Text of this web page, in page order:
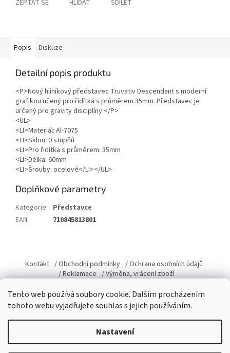
Tento web používá soubory cookie. Dalším procházením
tohoto webu vyjadřujete souhlas s jejich používáním.
Nastavení
ZEPTAT SE HLÍDAT SDÍLET
Popis Diskuze
Detailní popis produktu
<P>Nový hliníkový představec Truvativ Descendant s moderní
grafikou učený pro řidítka s průměrem 35mm. Představec je
určený pro gravity disciplíny.</P>
<UL>
<LI>Materiál: Al-7075
<LI>Sklon: 0 stupňů
<LI>Pro řidítka s průměrem: 35mm
<LI>Délka: 60mm
<LI>Šrouby: ocelové</LI></UL>
Doplňkové parametry
Kategorie: Představce
EAN: 710845813801
p
a
Kontakt / Obchodní podmínky / Ochrana osobních údajů
/ Reklamace / Výměna, vrácení zboží